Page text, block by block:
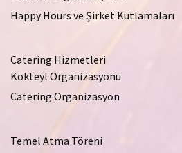
Happy Hours ve Şirket Kutlamaları
Catering Hizmetleri
Kokteyl Organizasyonu
Catering Organizasyon
Temel Atma Töreni